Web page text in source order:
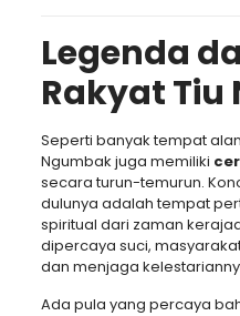
Legenda
Rakyat
Seperti banyak tempat
Ngumbak juga memiliki
secara turun-temurun.
dulunya adalah tempat
spiritual dari zaman
dipercaya suci,
dan menjaga
Ada pula yang percaya